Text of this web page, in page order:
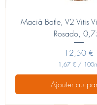
Macià Batle, V2 Vitis
Rosado,
Prix
12,50 €
1,67 € /
6
7
Ajouter au